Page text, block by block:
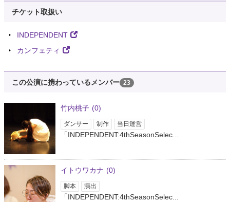
Sir Lancelot
@flixreby
@Kenyans It wont pass. Executive and Parliament are distinct independent
arms of government. This goes against the…
🆘 #GetVaccinated 🇺🇸🗽⚖️
@jchrthomas
@KRCG13 @FOX2now @KMOV @Missourinet @KOMUnews
@kfvsnews…
https://t.co/t4v9rTPtA6
@Independent
Paris Hilton is not pregnant and blames new push-up bra for false rumours
https://t.co/KmDmR2RYJ7
チケット取扱い
INDEPENDENT
カンフェティ
この公演に携わっているメンバー 23
竹内桃子 (0)
ダンサー 制作 当日運営
「INDEPENDENT:4thSeasonSelec...
イトウワカナ (0)
脚本 演出
「INDEPENDENT:4thSeasonSelec...